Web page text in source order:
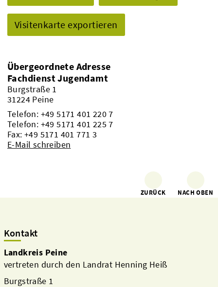
Visitenkarte exportieren
Übergeordnete Adresse
Fachdienst Jugendamt
Burgstraße 1
31224 Peine
Telefon: +49 5171 401 220 7
Telefon: +49 5171 401 225 7
Fax: +49 5171 401 771 3
E-Mail schreiben
ZURÜCK NACH OBEN
Kontakt
Landkreis Peine
vertreten durch den Landrat Henning Heiß
Burgstraße 1